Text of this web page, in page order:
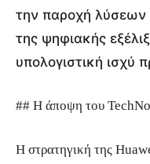
την παροχή λύσεων
της ψηφιακής
υπολογιστική ισχύ
## Η άποψη του
Η στρατηγική της